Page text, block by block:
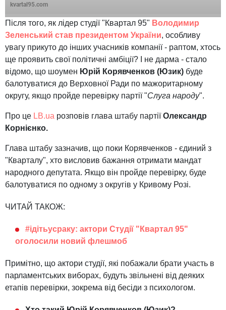
kvartal95.com
Після того, як лідер студії "Квартал 95" Володимир
Зеленський став президентом України, особливу
увагу прикуто до інших учасників компанії - раптом, хтось
ще проявить свої політичні амбіції? І не дарма - стало
відомо, що шоумен Юрій Корявченков (Юзик) буде
балотуватися до Верховної Ради по мажоритарному
округу, якщо пройде перевірку партії "Слуга народу".
Про це LB.ua розповів глава штабу партіїОлександр
Корнієнко.
Глава штабу зазначив, що поки Корявченков - єдиний з
"Кварталу", хто висловив бажання отримати мандат
народного депутата. Якщо він пройде перевірку, буде
балотуватися по одному з округів у Кривому Розі.
ЧИТАЙ ТАКОЖ:
#ідітьусраку: актори Студії "Квартал 95"
оголосили новий флешмоб
Примітно, що актори студії, які побажали брати участь в
парламентських виборах, будуть звільнені від деяких
етапів перевірки, зокрема від бесіди з психологом.